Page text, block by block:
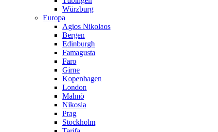
Würzburg
Europa
Agios Nikolaos
Bergen
Edinburgh
Famagusta
Faro
Girne
Kopenhagen
London
Malmö
Nikosia
Prag
Stockholm